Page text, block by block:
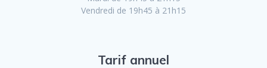
Vendredi de 19h45 à 21h15
Tarif annuel